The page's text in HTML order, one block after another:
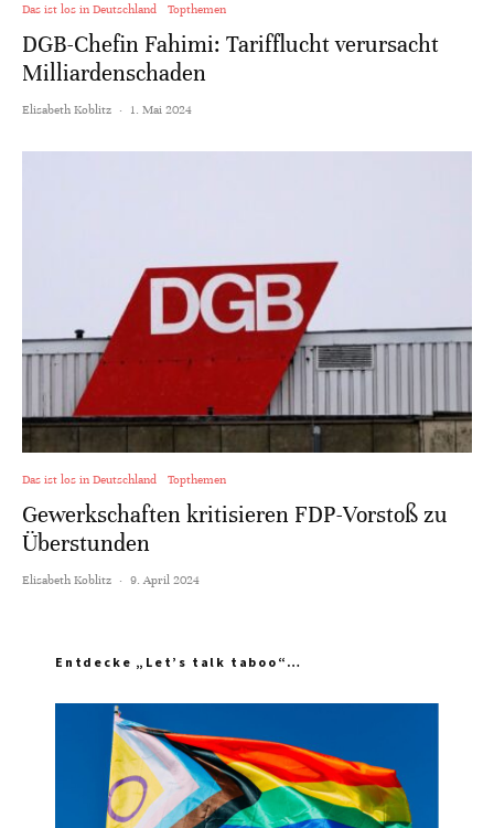
Das ist los in Deutschland Topthemen
DGB-Chefin Fahimi: Tarifflucht verursacht
Milliardenschaden
Elisabeth Koblitz · 1. Mai 2024
Das ist los in Deutschland Topthemen
Gewerkschaften kritisieren FDP-Vorstoß zu
Überstunden
Elisabeth Koblitz · 9. April 2024
Entdecke „Let’s talk taboo“…